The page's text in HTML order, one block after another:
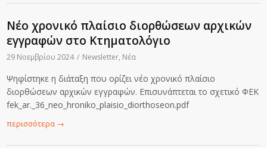
Nέο χρονικό πλαίσιο διορθώσεων αρχικών
εγγραφών στο Κτηματολόγιο
29 Νοεμβρίου 2024 / Newsletter, Νέα
Ψηφίστηκε η διάταξη που ορίζει νέο χρονικό πλαίσιο
διορθώσεων αρχικών εγγραφών. Επισυνάπτεται το σχετικό ΦΕΚ
fek_ar._36_neo_hroniko_plaisio_diorthoseon.pdf
περισσότερα →